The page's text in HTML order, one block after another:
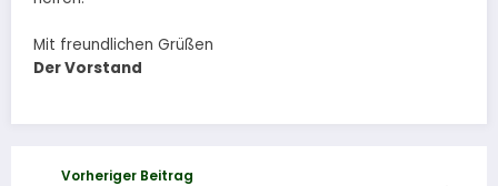
Mit freundlichen Grüßen
Der Vorstand
Vorheriger Beitrag